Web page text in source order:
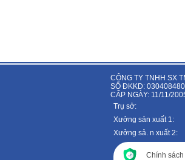
CÔNG TY TNHH SX
SỐ ĐKKD:
CẤP NGÀY: 11/11/
Trụ sở:
Xưởng sản xuất 1:
Xưởng sả. n xuất 2:
Chính